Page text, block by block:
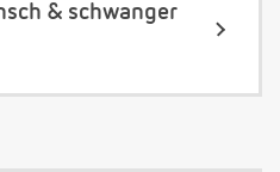
& schwanger